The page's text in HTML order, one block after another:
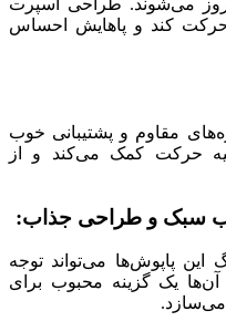
حرکت کند و پاهایش احساس
مقاوم و پشتیبانی خوب
حرکت کمک می‌کند و از
پاپوش‌ها می‌تواند توجه
آن‌ها یک گزینه محبوب برای